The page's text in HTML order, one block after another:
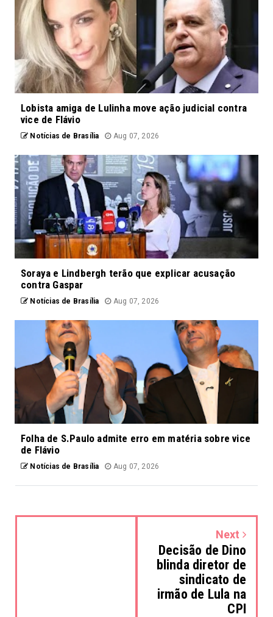
Lobista amiga de Lulinha move ação judicial contra
vice de Flávio
Notícias de Brasília Aug 07, 2026
Soraya e Lindbergh terão que explicar acusação
contra Gaspar
Notícias de Brasília Aug 07, 2026
Folha de S.Paulo admite erro em matéria sobre vice
de Flávio
Notícias de Brasília Aug 07, 2026
Next
Decisão de Dino
blinda diretor de
sindicato de
irmão de Lula na
CPI